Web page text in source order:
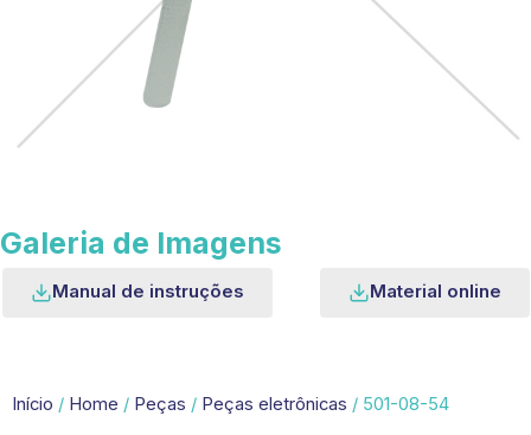
Galeria de Imagens
Manual de instruções Material online
Início / Home / Peças / Peças eletrônicas / 501-08-54